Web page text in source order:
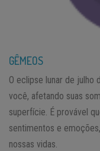
GÊMEOS
O eclipse lunar de julho
você, afetando suas
superfície. É provável
sentimentos e
nossas vidas.